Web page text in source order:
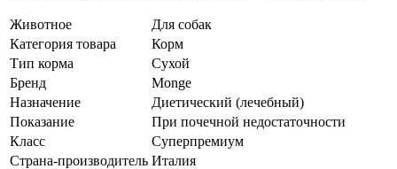
Животное
Для собак
Категория товара
Корм
Тип корма
Сухой
Бренд
Monge
Назначение
Диетический (лечебный)
Показание
При почечной недостаточности
Класс
Суперпремиум
Страна-производитель Италия